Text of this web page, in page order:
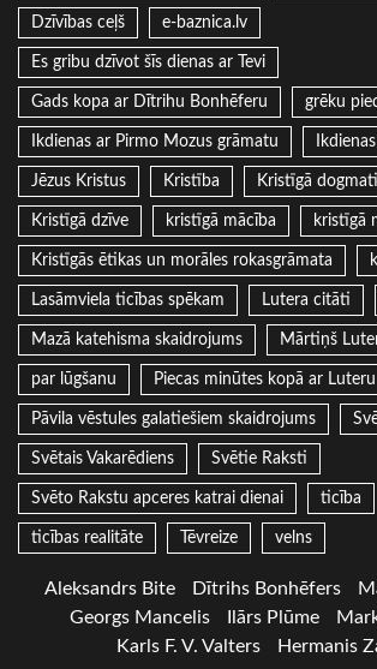
Dzīvības ceļš e-baznica.lv
Es gribu dzīvot šīs dienas ar Tevi
Gads kopa ar Dītrihu Bonhēferu grēku
Ikdienas ar Pirmo Mozus grāmatu
Jēzus Kristus Kristība Kristīgā
Kristīgā dzīve kristīgā mācība kristīgā
Kristīgās ētikas un morāles rokasgrāmata
Lasāmviela ticības spēkam Lutera citāti
Mazā katehisma skaidrojums Mārtiņš
par lūgšanu Piecas minūtes kopā ar Luteru
Pāvila vēstules galatiešiem skaidrojums
Svētais Vakarēdiens Svētie Raksti
Svēto Rakstu apceres katrai dienai ticība
ticības realitāte Tēvreize velns
Aleksandrs Bite Dītrihs Bonhēfers
Georgs Mancelis
Ilārs Plūme
Karls F. V. Valters
Hermanis